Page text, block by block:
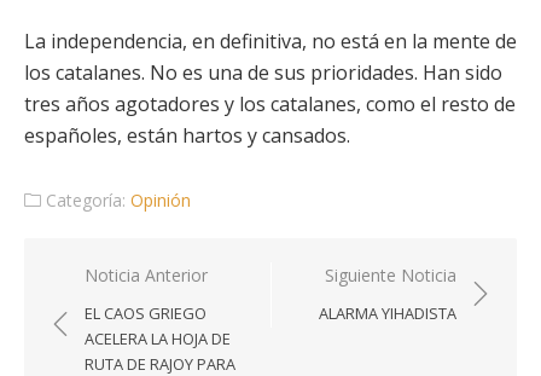
La independencia, en definitiva, no está en la mente de
los catalanes. No es una de sus prioridades. Han sido
tres años agotadores y los catalanes, como el resto de
españoles, están hartos y cansados.
Categoría: Opinión
Navegación
de
entradas
Noticia Anterior
EL CAOS GRIEGO
ACELERA LA HOJA DE
RUTA DE RAJOY PARA
Siguiente Noticia
ALARMA YIHADISTA